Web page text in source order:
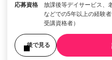
応募資格
放課後等デイサービス、
などでの5年以上の経験
受講資格者）
後で見る